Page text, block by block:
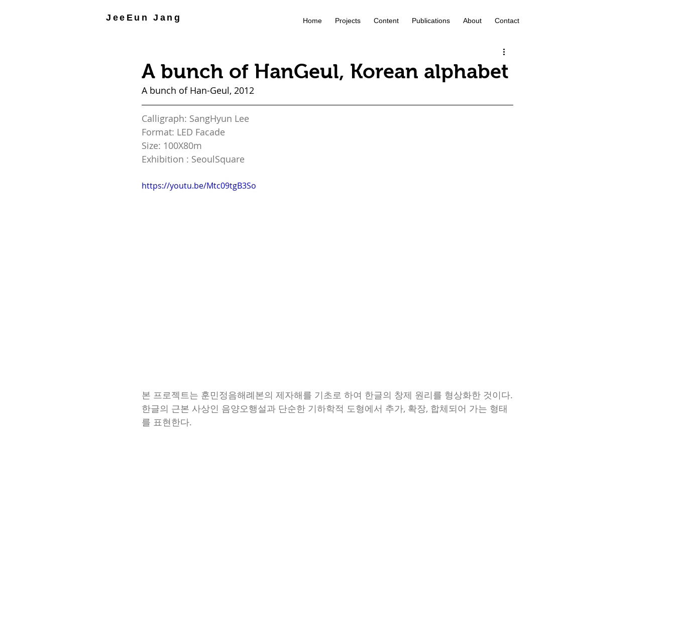
JeeEun Jang Home Projects Content Publications About Contact
A bunch of HanGeul, Korean alphabet
A bunch of Han-Geul, 2012
Calligraph: SangHyun Lee
Format: LED Facade
Size: 100X80m
Exhibition : SeoulSquare
https://youtu.be/Mtc09tgB3So
본 프로젝트는 훈민정음해례본의 제자해를 기초로 하여 한글의 창제 원리를 형상화한 것이다.
한글의 근본 사상인 음양오행설과 단순한 기하학적 도형에서 추가, 확장, 합체되어 가는 형태
를 표현한다.